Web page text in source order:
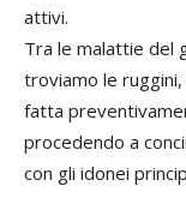
attivi.
Tra le malattie del
troviamo le
fatta
procedendo a
con gli idonei